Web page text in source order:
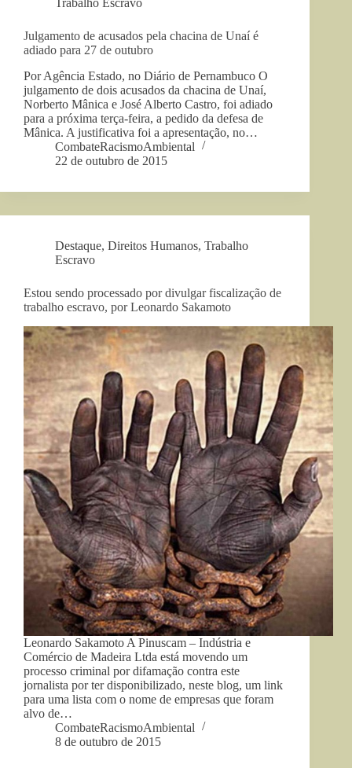
Trabalho Escravo
Julgamento de acusados pela chacina de Unaí é
adiado para 27 de outubro
Por Agência Estado, no Diário de Pernambuco O
julgamento de dois acusados da chacina de Unaí,
Norberto Mânica e José Alberto Castro, foi adiado
para a próxima terça-feira, a pedido da defesa de
Mânica. A justificativa foi a apresentação, no…
CombateRacismoAmbiental
22 de outubro de 2015
Destaque, Direitos Humanos, Trabalho
Escravo
Estou sendo processado por divulgar fiscalização de
trabalho escravo, por Leonardo Sakamoto
Leonardo Sakamoto A Pinuscam – Indústria e
Comércio de Madeira Ltda está movendo um
processo criminal por difamação contra este
jornalista por ter disponibilizado, neste blog, um link
para uma lista com o nome de empresas que foram
alvo de…
CombateRacismoAmbiental
8 de outubro de 2015